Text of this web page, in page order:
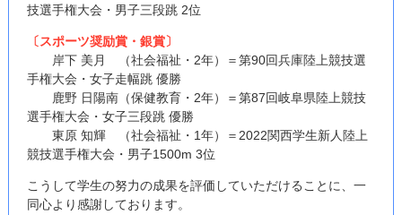
技選手権大会・男子三段跳 2位
〔スポーツ奨励賞・銀賞〕
岸下 美月 （社会福祉・2年）＝第90回兵庫陸上競技選
手権大会・女子走幅跳 優勝
鹿野 日陽南（保健教育・2年）＝第87回岐阜県陸上競技
選手権大会・女子三段跳 優勝
東原 知輝 （社会福祉・1年）＝2022関西学生新人陸上
競技選手権大会・男子1500m 3位
こうして学生の努力の成果を評価していただけることに、一
同心より感謝しております。